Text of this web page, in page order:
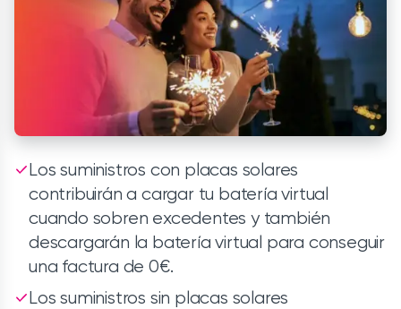
Los suministros con placas solares
contribuirán a cargar tu batería virtual
cuando sobren excedentes y también
descargarán la batería virtual para conseguir
una factura de 0€.
Los suministros sin placas solares